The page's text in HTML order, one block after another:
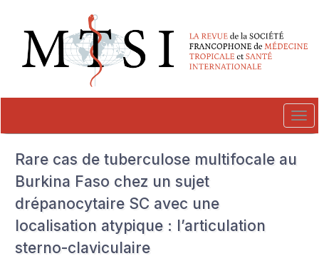
##plugins.themes.novelty.accessible_menu.main_navigation##
##plugins.themes.novelty.accessible_menu.main_content##
##plugins.themes.novelty.accessible_menu.sidebar##
Rare cas de tuberculose multifocale au
Burkina Faso chez un sujet
drépanocytaire SC avec une
localisation atypique : l’articulation
sterno-claviculaire